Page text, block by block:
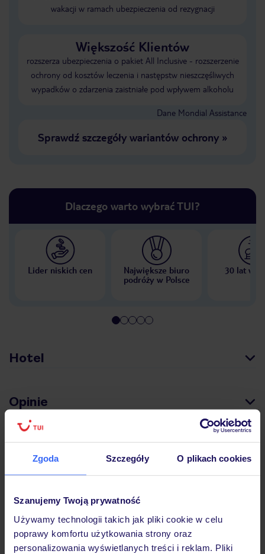
Zgoda Szczegóły O plikach cookies
Szanujemy Twoją prywatność
Używamy technologii takich jak pliki cookie w celu
poprawy komfortu użytkowania strony oraz
personalizowania wyświetlanych treści i reklam. Pliki
wakacji w ramach ubezpieczenia od rezygnacji
Większość Klientów
rozszerza ubezpieczenia o pakiet All Inclusive - rozszerzenie
ochrony od kosztów leczenia i następstw nieszczęśliwych
wypadków o zdarzenia zaistniałe pod wpływem alkoholu
Dane Mondial Assistance
Sprawdź szczegóły wariantów ochrony»
Dlaczego warto wybrać TUI?
Lider niskich cen
Największe biuro
podróży w Polsce
30 lat w
Hotel
Opinie
Pokoje
Atrakcje